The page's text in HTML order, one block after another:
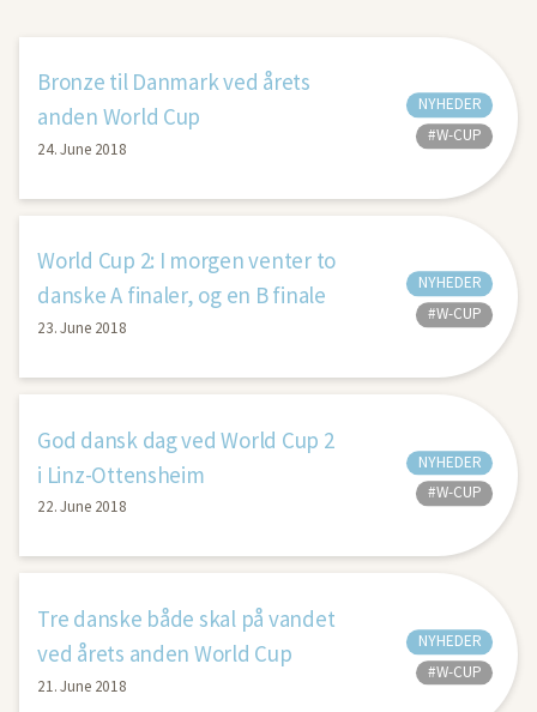
Bronze til Danmark ved årets
anden World Cup
24. June 2018
NYHEDER
#W-CUP
World Cup 2: I morgen venter to
danske A finaler, og en B finale
23. June 2018
NYHEDER
#W-CUP
God dansk dag ved World Cup 2
i Linz-Ottensheim
22. June 2018
NYHEDER
#W-CUP
Tre danske både skal på vandet
ved årets anden World Cup
21. June 2018
NYHEDER
#W-CUP